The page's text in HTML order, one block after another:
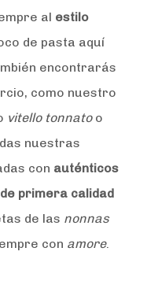
al estilo
de pasta aquí
encontrarás
como nuestro
vitello tonnatoo
nuestras
con auténticos
primera calidad
de las nonnas
con amore.